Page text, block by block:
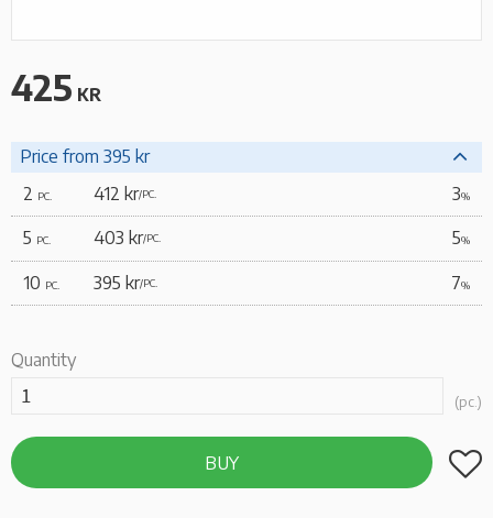
425 KR
Price from 395 kr
2 PC. 412 kr/PC. 3%
5 PC. 403 kr/PC. 5%
10 PC. 395 kr/PC. 7%
Quantity
pc.
BUY Add